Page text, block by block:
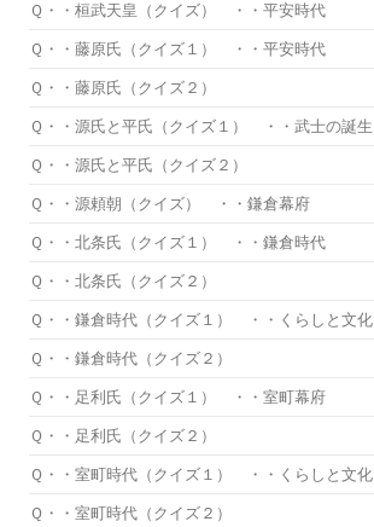
Ｑ・・桓武天皇（クイズ） ・・平安時代
Ｑ・・藤原氏（クイズ１） ・・平安時代
Ｑ・・藤原氏（クイズ２）
Ｑ・・源氏と平氏（クイズ１） ・・武士の誕生
Ｑ・・源氏と平氏（クイズ２）
Ｑ・・源頼朝（クイズ） ・・鎌倉幕府
Ｑ・・北条氏（クイズ１） ・・鎌倉時代
Ｑ・・北条氏（クイズ２）
Ｑ・・鎌倉時代（クイズ１） ・・くらしと文化
Ｑ・・鎌倉時代（クイズ２）
Ｑ・・足利氏（クイズ１） ・・室町幕府
Ｑ・・足利氏（クイズ２）
Ｑ・・室町時代（クイズ１） ・・くらしと文化
Ｑ・・室町時代（クイズ２）